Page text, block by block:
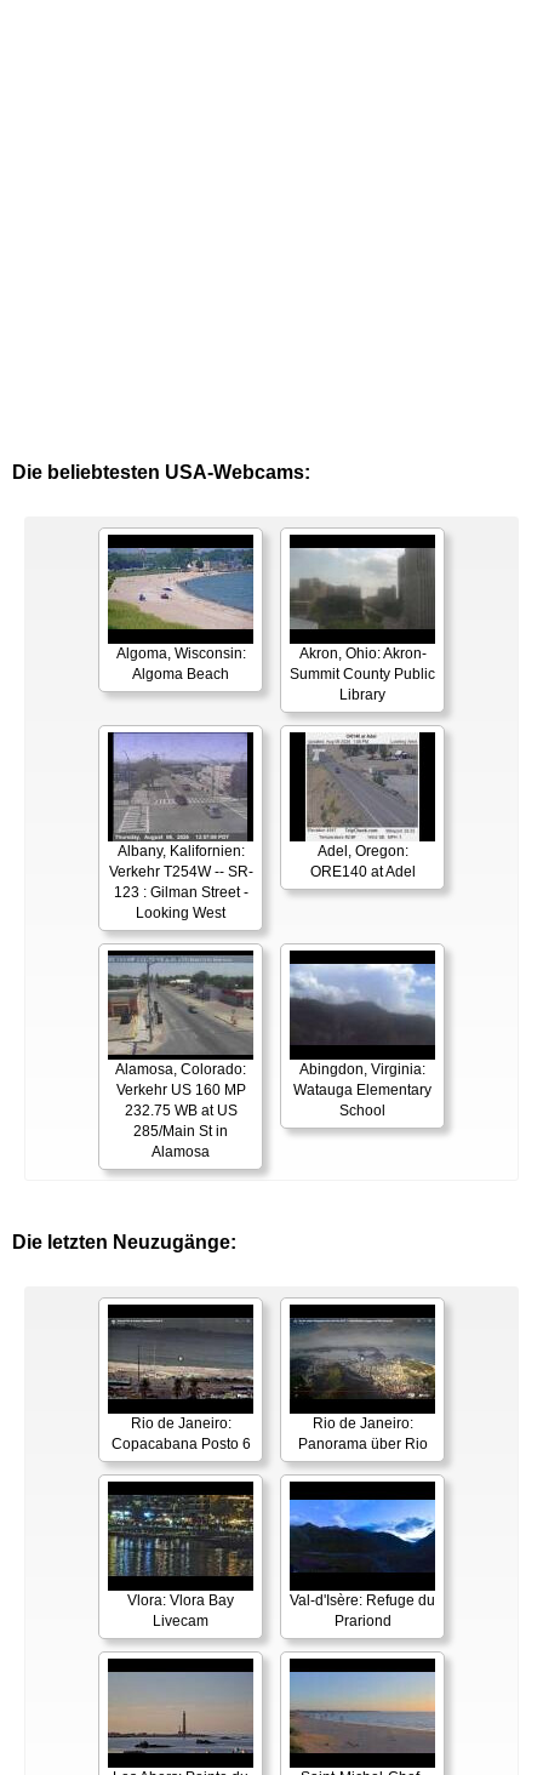
Die beliebtesten USA-Webcams:
Algoma, Wisconsin:
Algoma Beach
Akron, Ohio: Akron-
Summit County Public
Library
Albany, Kalifornien:
Verkehr T254W -- SR-
123 : Gilman Street -
Looking West
Adel, Oregon:
ORE140 at Adel
Alamosa, Colorado:
Verkehr US 160 MP
232.75 WB at US
285/Main St in
Alamosa
Abingdon, Virginia:
Watauga Elementary
School
Die letzten Neuzugänge:
Rio de Janeiro:
Copacabana Posto 6
Rio de Janeiro:
Panorama über Rio
Vlora: Vlora Bay
Livecam
Val-d'Isère: Refuge du
Prariond